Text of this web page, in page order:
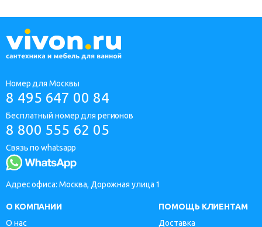
Номер для Москвы
8 495 647 00 84
Бесплатный номер для регионов
8 800 555 62 05
Связь по whatsapp
Адрес офиса: Москва, Дорожная улица 1
О КОМПАНИИ
О нас
ПОМОЩЬ КЛИЕНТАМ
Доставка